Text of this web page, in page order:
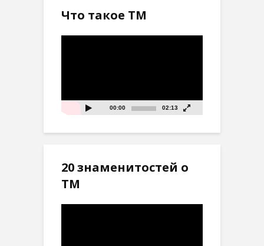
Что такое ТМ
00:00 02:13
20 знаменитостей о
ТМ